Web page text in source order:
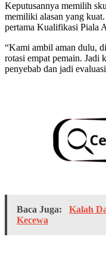
Keputusannya memilih
memiliki alasan yang
pertama Kualifikasi Piala
“Kami ambil aman dulu,
rotasi empat pemain. Jadi
penyebab dan jadi
Baca Juga:
Kalah
Kecewa